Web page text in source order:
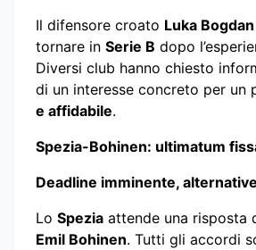
Il difensore croato Luka Bogdan
tornare in Serie B dopo
Diversi club hanno chiesto
di un interesse concreto per un
e affidabile.
Spezia-Bohinen: ultimatum
Deadline imminente,
Lo Spezia attende una risposta
Emil Bohinen. Tutti gli accordi